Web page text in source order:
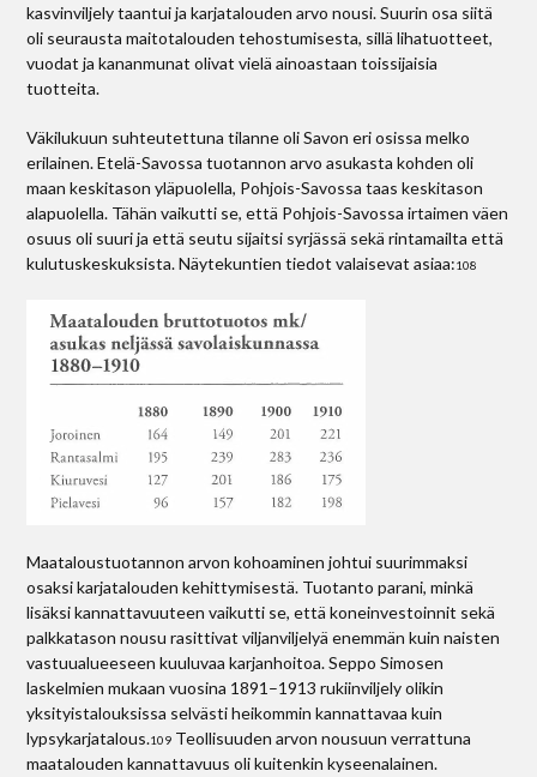
kasvinviljely taantui ja karjatalouden arvo nousi. Suurin osa siitä
oli seurausta maitotalouden tehostumisesta, sillä lihatuotteet,
vuodat ja kananmunat olivat vielä ainoastaan toissijaisia
tuotteita.
Väkilukuun suhteutettuna tilanne oli Savon eri osissa melko
erilainen. Etelä-Savossa tuotannon arvo asukasta kohden oli
maan keskitason yläpuolella, Pohjois-Savossa taas keskitason
alapuolella. Tähän vaikutti se, että Pohjois-Savossa irtaimen väen
osuus oli suuri ja että seutu sijaitsi syrjässä sekä rintamailta että
kulutuskeskuksista. Näytekuntien tiedot valaisevat asiaa:108
Maataloustuotannon arvon kohoaminen johtui suurimmaksi
osaksi karjatalouden kehittymisestä. Tuotanto parani, minkä
lisäksi kannattavuuteen vaikutti se, että koneinvestoinnit sekä
palkkatason nousu rasittivat viljanviljelyä enemmän kuin naisten
vastuualueeseen kuuluvaa karjanhoitoa. Seppo Simosen
laskelmien mukaan vuosina 1891–1913 rukiinviljely olikin
yksityistalouksissa selvästi heikommin kannattavaa kuin
lypsykarjatalous.109 Teollisuuden arvon nousuun verrattuna
maatalouden kannattavuus oli kuitenkin kyseenalainen.